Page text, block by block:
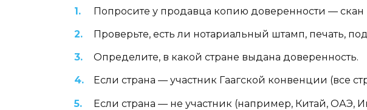
Попросите у продавца копию доверенности — скан
Проверьте, есть ли нотариальный штамп, печать,
Определите, в какой стране выдана доверенность.
Если страна — участник Гаагской конвенции (все
Если страна — не участник (например, Китай, ОАЭ,